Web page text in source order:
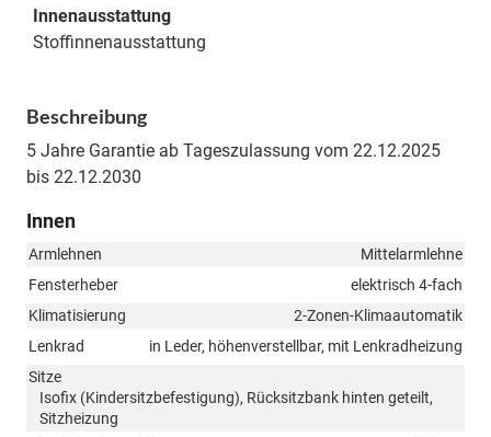
Innenausstattung
Stoffinnenausstattung
Beschreibung
5 Jahre Garantie ab Tageszulassung vom 22.12.2025
bis 22.12.2030
Innen
Armlehnen
Mittelarmlehne
Fensterheber
elektrisch 4-fach
Klimatisierung
2-Zonen-Klimaautomatik
Lenkrad
in Leder, höhenverstellbar, mit Lenkradheizung
Sitze
Isofix (Kindersitzbefestigung), Rücksitzbank hinten geteilt,
Sitzheizung